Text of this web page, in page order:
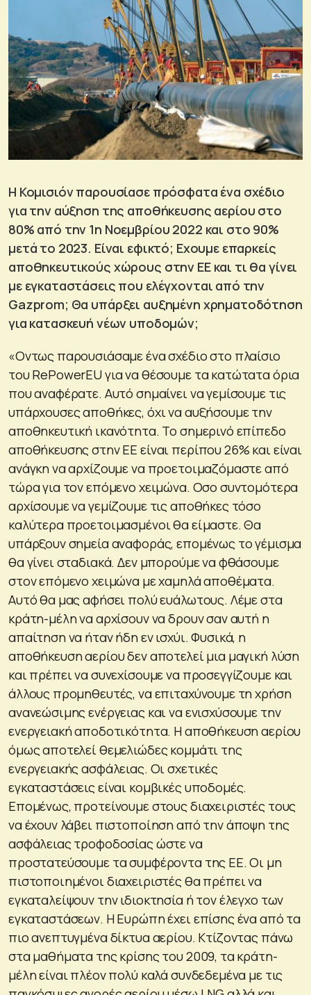
Η Κομισιόν παρουσίασε πρόσφατα ένα σχέδιο
για την αύξηση της αποθήκευσης αερίου στο
80% από την 1η Νοεμβρίου 2022 και στο 90%
μετά το 2023. Είναι εφικτό; Εχουμε επαρκείς
αποθηκευτικούς χώρους στην ΕΕ και τι θα γίνει
με εγκαταστάσεις που ελέγχονται από την
Gazprom; Θα υπάρξει αυξημένη χρηματοδότηση
για κατασκευή νέων υποδομών;
«Οντως παρουσιάσαμε ένα σχέδιο στο πλαίσιο
του RePowerEU για να θέσουμε τα κατώτατα όρια
που αναφέρατε. Αυτό σημαίνει να γεμίσουμε τις
υπάρχουσες αποθήκες, όχι να αυξήσουμε την
αποθηκευτική ικανότητα. Το σημερινό επίπεδο
αποθήκευσης στην ΕΕ είναι περίπου 26% και είναι
ανάγκη να αρχίζουμε να προετοιμαζόμαστε από
τώρα για τον επόμενο χειμώνα. Οσο συντομότερα
αρχίσουμε να γεμίζουμε τις αποθήκες τόσο
καλύτερα προετοιμασμένοι θα είμαστε. Θα
υπάρξουν σημεία αναφοράς, επομένως το γέμισμα
θα γίνει σταδιακά. Δεν μπορούμε να φθάσουμε
στον επόμενο χειμώνα με χαμηλά αποθέματα.
Αυτό θα μας αφήσει πολύ ευάλωτους. Λέμε στα
κράτη-μέλη να αρχίσουν να δρουν σαν αυτή η
απαίτηση να ήταν ήδη εν ισχύι. Φυσικά, η
αποθήκευση αερίου δεν αποτελεί μια μαγική λύση
και πρέπει να συνεχίσουμε να προσεγγίζουμε και
άλλους προμηθευτές, να επιταχύνουμε τη χρήση
ανανεώσιμης ενέργειας και να ενισχύσουμε την
ενεργειακή αποδοτικότητα. Η αποθήκευση αερίου
όμως αποτελεί θεμελιώδες κομμάτι της
ενεργειακής ασφάλειας. Οι σχετικές
εγκαταστάσεις είναι κομβικές υποδομές.
Επομένως, προτείνουμε στους διαχειριστές τους
να έχουν λάβει πιστοποίηση από την άποψη της
ασφάλειας τροφοδοσίας ώστε να
προστατεύσουμε τα συμφέροντα της ΕΕ. Οι μη
πιστοποιημένοι διαχειριστές θα πρέπει να
εγκαταλείψουν την ιδιοκτησία ή τον έλεγχο των
εγκαταστάσεων. Η Ευρώπη έχει επίσης ένα από τα
πιο ανεπτυγμένα δίκτυα αερίου. Κτίζοντας πάνω
στα μαθήματα της κρίσης του 2009, τα κράτη-
μέλη είναι πλέον πολύ καλά συνδεδεμένα με τις